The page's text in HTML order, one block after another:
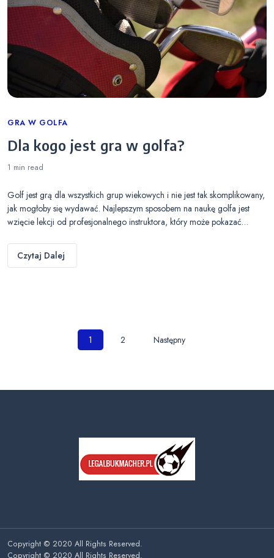
Categories
GRA W GOLFA
Dla kogo jest gra w golfa?
1 min read
Golf jest grą dla wszystkich grup wiekowych i nie jest tak skomplikowany,
jak mogłoby się wydawać. Najlepszym sposobem na naukę golfa jest
wzięcie lekcji od profesjonalnego instruktora, który może pokazać…
Czytaj Dalej
Nawigacja
1 2 Następny
Copyright © 2020 All Rights Reserved.
Copyright © 2020 All Rights Reserved.